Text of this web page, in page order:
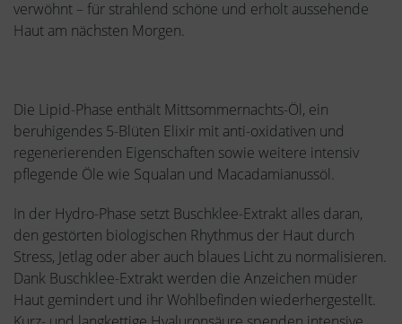
verwöhnt – für strahlend schöne und erholt aussehende
Haut am nächsten Morgen.
Die Lipid-Phase enthält Mittsommernachts-Öl, ein
beruhigendes 5-Blüten Elixir mit anti-oxidativen und
regenerierenden Eigenschaften sowie weitere intensiv
pflegende Öle wie Squalan und Macadamianussöl.
In der Hydro-Phase setzt Buschklee-Extrakt alles daran,
den gestörten biologischen Rhythmus der Haut durch
Stress, Jetlag oder aber auch blaues Licht zu normalisieren.
Dank Buschklee-Extrakt werden die Anzeichen müder
Haut gemindert und ihr Wohlbefinden wiederhergestellt.